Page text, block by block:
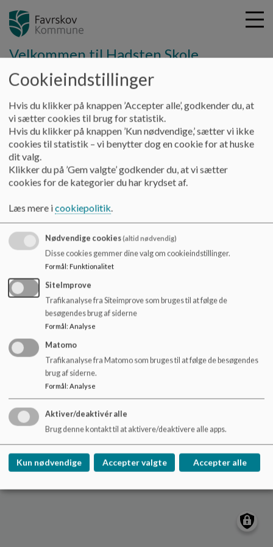
i
Velkommen til Hadsten Skole
Skolens afdelinger Indskoling
Indskoling
Afdelingsleder: Simon Antonsen
Hadsten Skole
Hadbjergvej 12, 8370 Hadsten
hadstenskole@favrskov.dk
+45 89 64 47 20
EAN NR. 5798004464113
Tilgængelighedserklæring
Sitemap
Cookie politik
Cookieindstillinger
Hvis du klikker på knappen ’Accepter alle’, godkender du, at
vi sætter cookies til brug for statistik.
Hvis du klikker på knappen ’Kun nødvendige,’ sætter vi ikke
cookies til statistik – vi benytter dog en cookie for at huske
dit valg.
Klikker du på ’Gem valgte’ godkender du, at vi sætter
cookies for de kategorier du har krydset af.
Læs mere icookiepolitik.
Nødvendige cookies(altid nødvendig)
Disse cookies gemmer dine valg om cookieindstillinger.
Formål: Funktionalitet
SiteImprove
Trafikanalyse fra Siteimprove som bruges til at følge de
besøgendes brug af siderne
Formål: Analyse
Matomo
Trafikanalyse fra Matomo som bruges til at følge de besøgendes
brug af siderne.
Formål: Analyse
Aktiver/deaktivér alle
Brug denne kontakt til at aktivere/deaktivere alle apps.
Kun nødvendige Accepter valgte Accepter alle